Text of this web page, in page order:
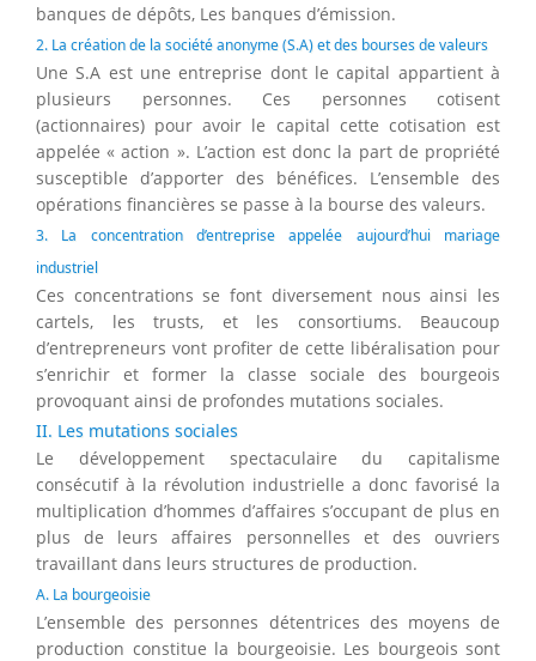
banques de dépôts, Les banques d’émission.
2. La création de la société anonyme (S.A) et des bourses de valeurs
Une S.A est une entreprise dont le capital appartient à
plusieurs personnes. Ces personnes cotisent
(actionnaires) pour avoir le capital cette cotisation est
appelée « action ». L’action est donc la part de propriété
susceptible d’apporter des bénéfices. L’ensemble des
opérations financières se passe à la bourse des valeurs.
3. La concentration d’entreprise appelée aujourd’hui mariage
industriel
Ces concentrations se font diversement nous ainsi les
cartels, les trusts, et les consortiums. Beaucoup
d’entrepreneurs vont profiter de cette libéralisation pour
s’enrichir et former la classe sociale des bourgeois
provoquant ainsi de profondes mutations sociales.
II. Les mutations sociales
Le développement spectaculaire du capitalisme
consécutif à la révolution industrielle a donc favorisé la
multiplication d’hommes d’affaires s’occupant de plus en
plus de leurs affaires personnelles et des ouvriers
travaillant dans leurs structures de production.
A. La bourgeoisie
L’ensemble des personnes détentrices des moyens de
production constitue la bourgeoisie. Les bourgeois sont